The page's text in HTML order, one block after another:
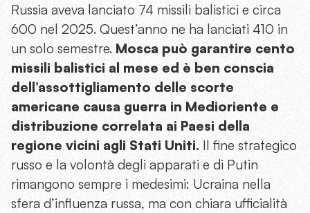
Russia aveva lanciato 74 missili balistici e circa
600 nel 2025. Quest’anno ne ha lanciati 410 in
un solo semestre. Mosca può garantire cento
missili balistici al mese ed è ben conscia
dell’assottigliamento delle scorte
americane causa guerra in Medioriente e
distribuzione correlata ai Paesi della
regione vicini agli Stati Uniti. Il fine strategico
russo e la volontà degli apparati e di Putin
rimangono sempre i medesimi: Ucraina nella
sfera d’influenza russa, ma con chiara ufficialità